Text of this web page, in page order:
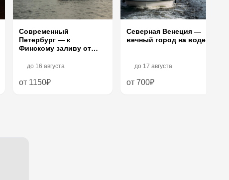
Современный
Петербург — к
Финскому заливу от
до 16 августа
от 1150₽
Северная Венеция —
вечный город на воде
до 17 августа
от 700₽